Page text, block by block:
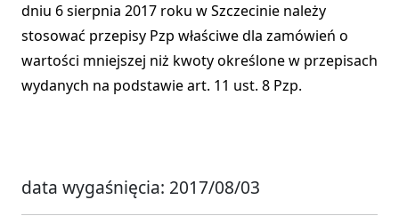
dniu 6 sierpnia 2017 roku w Szczecinie należy
stosować przepisy Pzp właściwe dla zamówień o
wartości mniejszej niż kwoty określone w przepisach
wydanych na podstawie art. 11 ust. 8 Pzp.
data wygaśnięcia: 2017/08/03